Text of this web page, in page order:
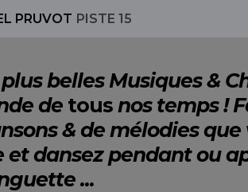
PRUVOT PISTE 15
belles Musiques &
de tous nos temps !
& de mélodies
et dansez pendant ou
...